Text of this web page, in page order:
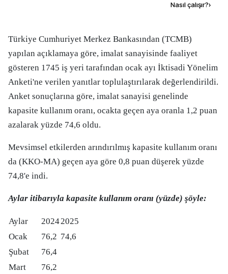
Nasıl çalışır?›
Türkiye Cumhuriyet Merkez Bankasından (TCMB)
yapılan açıklamaya göre, imalat sanayisinde faaliyet
gösteren 1745 iş yeri tarafından ocak ayı İktisadi Yönelim
Anketi'ne verilen yanıtlar toplulaştırılarak değerlendirildi.
Anket sonuçlarına göre, imalat sanayisi genelinde
kapasite kullanım oranı, ocakta geçen aya oranla 1,2 puan
azalarak yüzde 74,6 oldu.
Mevsimsel etkilerden arındırılmış kapasite kullanım oranı
da (KKO-MA) geçen aya göre 0,8 puan düşerek yüzde
74,8'e indi.
Aylar itibarıyla kapasite kullanım oranı (yüzde) şöyle:
Aylar 20242025
Ocak
76,2 74,6
Şubat
76,4
Mart
76,2